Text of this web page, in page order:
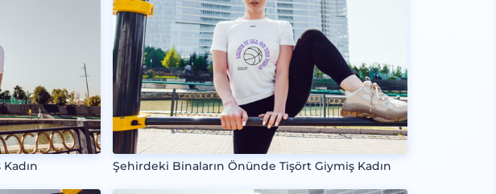
Şehirdeki Binaların Önünde Tişört Giymiş Kadın